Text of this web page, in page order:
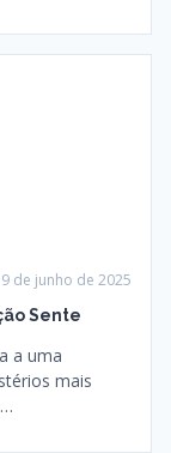
de junho de 2025
Sente
a uma
mais